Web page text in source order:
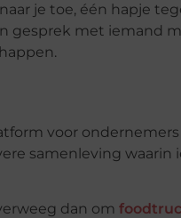
je toe, één hapje
gesprek met iemand
voor ondernemers
samenleving waarin
dan om